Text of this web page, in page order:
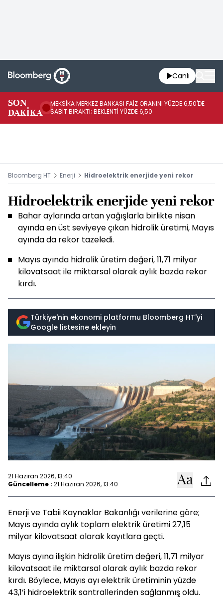
Canlı
SON
DAKİKA
MEKSİKA MERKEZ BANKASI FAİZ ORANINI YÜZDE 6,50'DE
SABİT BIRAKTI; BEKLENTİ YÜZDE 6,50
Bloomberg HT Enerji Hidroelektrik enerjide yeni rekor
Hidroelektrik enerjide yeni rekor
Bahar aylarında artan yağışlarla birlikte nisan
ayında en üst seviyeye çıkan hidrolik üretimi, Mayıs
ayında da rekor tazeledi.
Mayıs ayında hidrolik üretim değeri, 11,71 milyar
kilovatsaat ile miktarsal olarak aylık bazda rekor
kırdı.
Türkiye'nin ekonomi platformu Bloomberg HT'yi
Google listesine ekleyin
21 Haziran 2026, 13:40
Güncelleme : 21 Haziran 2026, 13:40
Enerji ve Tabii Kaynaklar Bakanlığı verilerine göre;
Mayıs ayında aylık toplam elektrik üretimi 27,15
milyar kilovatsaat olarak kayıtlara geçti.
Mayıs ayına ilişkin hidrolik üretim değeri, 11,71 milyar
kilovatsaat ile miktarsal olarak aylık bazda rekor
kırdı. Böylece, Mayıs ayı elektrik üretiminin yüzde
43,1’i hidroelektrik santrallerinden sağlanmış oldu.